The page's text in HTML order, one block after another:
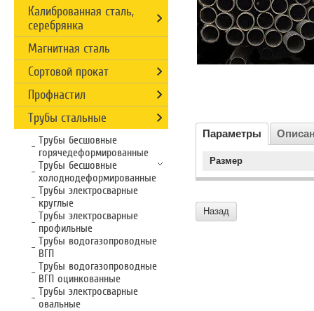
Параметры
Размер
Назад
Калиброванная сталь,
серебрянка
Магнитная сталь
Сортовой прокат
Профнастил
Трубы стальные
Трубы бесшовные
горячедеформированные
Трубы бесшовные
холоднодеформированные
Трубы электросварные
круглые
Трубы электросварные
профильные
Трубы водогазопроводные
ВГП
Трубы водогазопроводные
ВГП оцинкованные
Трубы электросварные
овальные